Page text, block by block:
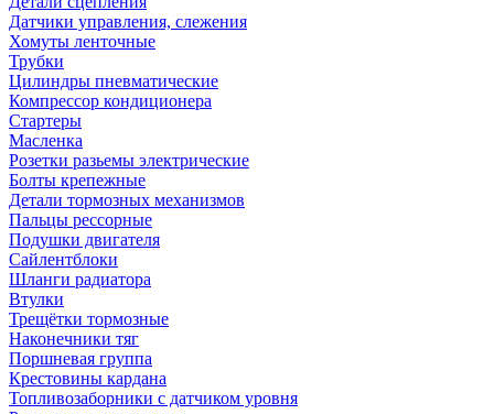
Датчики управления, слежения
Хомуты ленточные
Трубки
Цилиндры пневматические
Компрессор кондиционера
Стартеры
Масленка
Розетки разьемы электрические
Болты крепежные
Детали тормозных механизмов
Пальцы рессорные
Подушки двигателя
Сайлентблоки
Шланги радиатора
Втулки
Трещётки тормозные
Наконечники тяг
Поршневая группа
Крестовины кардана
Топливозаборники с датчиком уровня